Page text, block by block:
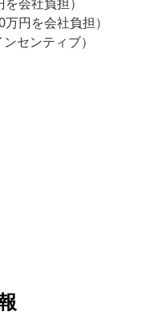
円を会社負担）
センティブ）